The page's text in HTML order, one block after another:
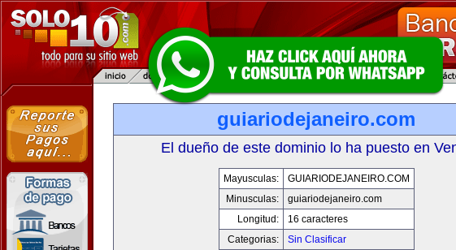
guiariodejaneiro.com
El dueño de este dominio lo ha puesto en
Mayusculas:
GUIARIODEJANEIRO.COM
Minusculas:
guiariodejaneiro.com
Longitud:
16 caracteres
Categorias:
Sin Clasificar